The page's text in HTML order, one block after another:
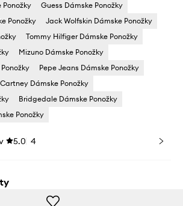
Ponožky
Guess Dámske Ponožky
Ponožky
Jack Wolfskin Dámske Ponožky
Tommy Hilfiger Dámske Ponožky
Mizuno Dámske Ponožky
Pepe Jeans Dámske Ponožky
Dámske Ponožky
Bridgedale Dámske Ponožky
Ponožky
5.0 4